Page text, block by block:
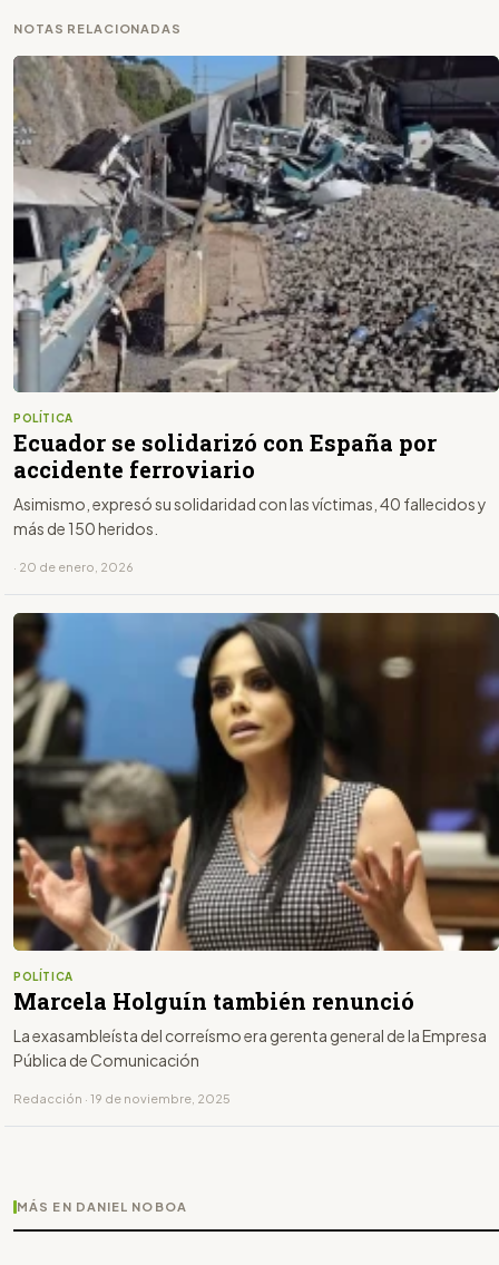
NOTAS RELACIONADAS
POLÍTICA
Ecuador se solidarizó con España por
accidente ferroviario
Asimismo, expresó su solidaridad con las víctimas, 40 fallecidos y
más de 150 heridos.
· 20 de enero, 2026
POLÍTICA
Marcela Holguín también renunció
La exasambleísta del correísmo era gerenta general de la Empresa
Pública de Comunicación
Redacción · 19 de noviembre, 2025
MÁS EN DANIEL NOBOA